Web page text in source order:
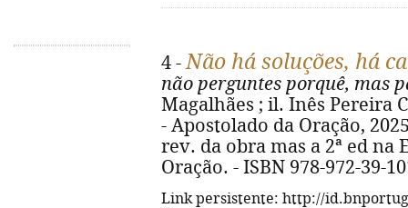
4 -Não há soluções, há
não perguntes porquê, mas
Magalhães ; il. Inês Pereira
- Apostolado da Oração,
rev. da obra mas a 2ª ed na
Oração. - ISBN 978-972-39-
Link persistente: http://